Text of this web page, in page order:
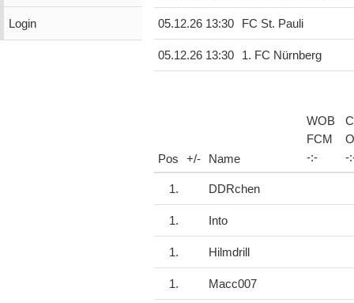
Login 05.12.26 13:30 FC St. Pauli
05.12.26 13:30 1. FC Nürnberg
Pos +/- Name
WOB
FCM
-:-
-:
1. DDRchen
1. Into
1. Hilmdrill
1. Macc007